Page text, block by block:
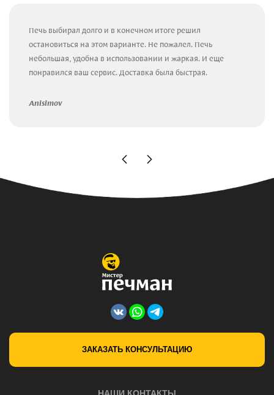
Печь выбирал долго и в конечном итоге решил
остановиться на этом варианте. Не пожалел. Печь
небольшая, удобна в использовании и жаркая. И еще
понравился ваш сервис. Доставка была быстрая.
Anisimov
ЗАКАЗАТЬ КОНСУЛЬТАЦИЮ